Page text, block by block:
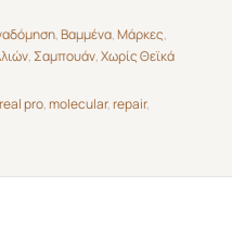
,Βαμμένα,Μάρκες,
,Σαμπουάν,Χωρίς Θεϊκά
pro,molecular,repair,